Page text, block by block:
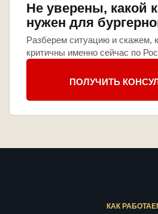
Не уверены, какой
нужен для
Разберем ситуацию и скажем,
критичны именно сейчас по
ПОЛУЧИТЬ
КАК